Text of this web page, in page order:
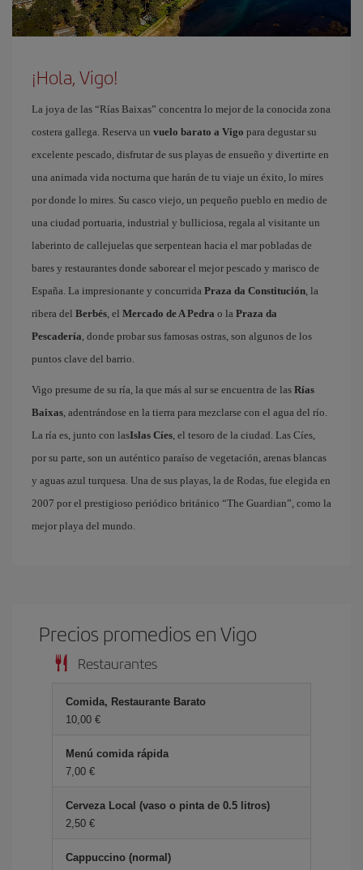
¡Hola, Vigo!
La joya de las “Rías Baixas” concentra lo mejor de la conocida zona
costera gallega. Reserva un vuelo barato a Vigo para degustar su
excelente pescado, disfrutar de sus playas de ensueño y divertirte en
una animada vida nocturna que harán de tu viaje un éxito, lo mires
por donde lo mires. Su casco viejo, un pequeño pueblo en medio de
una ciudad portuaria, industrial y bulliciosa, regala al visitante un
laberinto de callejuelas que serpentean hacia el mar pobladas de
bares y restaurantes donde saborear el mejor pescado y marisco de
España. La impresionante y concurrida Praza da Constitución, la
ribera del Berbés, el Mercado de A Pedra o la Praza da
Pescadería, donde probar sus famosas ostras, son algunos de los
puntos clave del barrio.
Vigo presume de su ría, la que más al sur se encuentra de las Rías
Baixas, adentrándose en la tierra para mezclarse con el agua del río.
La ría es, junto con lasIslas Cíes, el tesoro de la ciudad. Las Cíes,
por su parte, son un auténtico paraíso de vegetación, arenas blancas
y aguas azul turquesa. Una de sus playas, la de Rodas, fue elegida en
2007 por el prestigioso periódico británico “The Guardian”, como la
mejor playa del mundo.
Precios promedios en Vigo
Restaurantes
Comida, Restaurante Barato
10,00 €
Menú comida rápida
7,00 €
Cerveza Local (vaso o pinta de 0.5 litros)
2,50 €
Cappuccino (normal)